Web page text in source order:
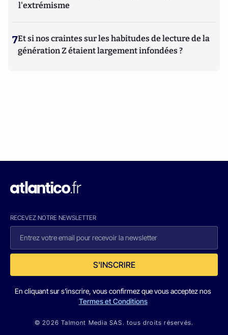
l'extrémisme
7Et si nos craintes sur les habitudes de lecture de la
génération Z étaient largement infondées ?
RECEVEZ NOTRE NEWSLETTER
S'INSCRIRE
En cliquant sur s'inscrire, vous confirmez que vous acceptez nos
Termes et Conditions
© 2026 Talmont Media SAS. tous droits réservés.